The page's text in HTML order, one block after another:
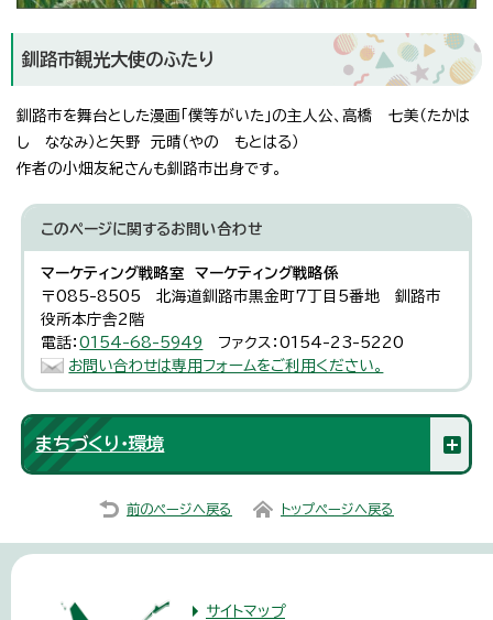
釧路市観光大使のふたり
釧路市を舞台とした漫画「僕等がいた」の主人公、高橋 七美（たかは
し ななみ）と矢野 元晴（やの もとはる）
作者の小畑友紀さんも釧路市出身です。
このページに関するお問い合わせ
マーケティング戦略室 マーケティング戦略係
〒085-8505 北海道釧路市黒金町7丁目5番地 釧路市
役所本庁舎2階
電話：0154-68-5949
ファクス：0154-23-5220
お問い合わせは専用フォームをご利用ください。
まちづくり・環境
前のページへ戻る トップページへ戻る
サイトマップ